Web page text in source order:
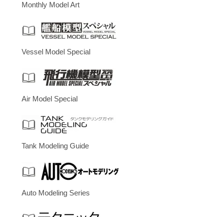
Monthly Model Art
Vessel Model Special
Air Model Special
Tank Modeling Guide
Auto Modeling Series